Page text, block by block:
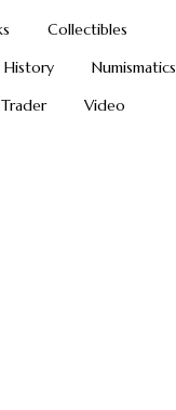
Collectibles
History
Numismatics
Trader Video